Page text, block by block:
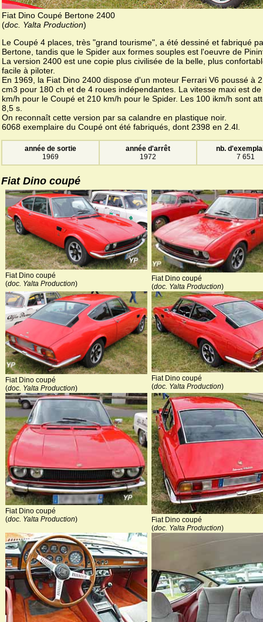
Fiat Dino Coupé Bertone 2400
(doc. Yalta Production)
Le Coupé 4 places, très "grand tourisme", a été dessiné et fabriqué
Bertone, tandis que le Spider aux formes souples est l'oeuvre de
La version 2400 est une copie plus civilisée de la belle, plus
facile à piloter.
En 1969, la Fiat Dino 2400 dispose d'un moteur Ferrari V6 poussé à
cm3 pour 180 ch et de 4 roues indépendantes. La vitesse maxi est
km/h pour le Coupé et 210 km/h pour le Spider. Les 100 ikm/h sont
8,5 s.
On reconnaît cette version par sa calandre en plastique noir.
6068 exemplaire du Coupé ont été fabriqués, dont 2398 en 2.4l.
année de sortie
1969
année d'arrêt
1972
nb.
7 651
Fiat Dino coupé
Fiat Dino coupé
(doc. Yalta Production)
Fiat Dino coupé
(doc. Yalta Production)
Fiat Dino coupé
(doc. Yalta Production)
Fiat Dino coupé
(doc. Yalta Production)
Fiat Dino coupé
(doc. Yalta Production)
Fiat Dino coupé
(doc. Yalta Production)